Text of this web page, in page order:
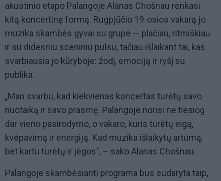
akustinio etapo Palangoje Alanas Chošnau renkasi
kitą koncertinę formą. Rugpjūčio 19-osios vakarą jo
muzika skambės gyvai su grupe — plačiau, ritmiškiau
ir su didesniu sceniniu pulsu, tačiau išlaikant tai, kas
svarbiausia jo kūryboje: žodį, emociją ir ryšį su
publika.
„Man svarbu, kad kiekvienas koncertas turėtų savo
nuotaiką ir savo prasmę. Palangoje norisi ne tiesiog
dar vieno pasirodymo, o vakaro, kuris turėtų eigą,
kvėpavimą ir energiją. Kad muzika išlaikytų artumą,
bet kartu turėtų ir jėgos", – sako Alanas Chošnau.
Palangoje skambėsianti programa bus sudaryta taip,